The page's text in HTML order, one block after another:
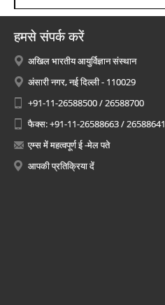
हमसे संपर्क करें
अखिल भारतीय आयुर्विज्ञान संस्थान
अंसारी नगर, नई दिल्ली - 110029
+91-11-26588500 / 26588700
फैक्स: +91-11-26588663 / 26588641
एम्स में महत्वपूर्ण ई -मेल पते
आपकी प्रतिक्रिया दें